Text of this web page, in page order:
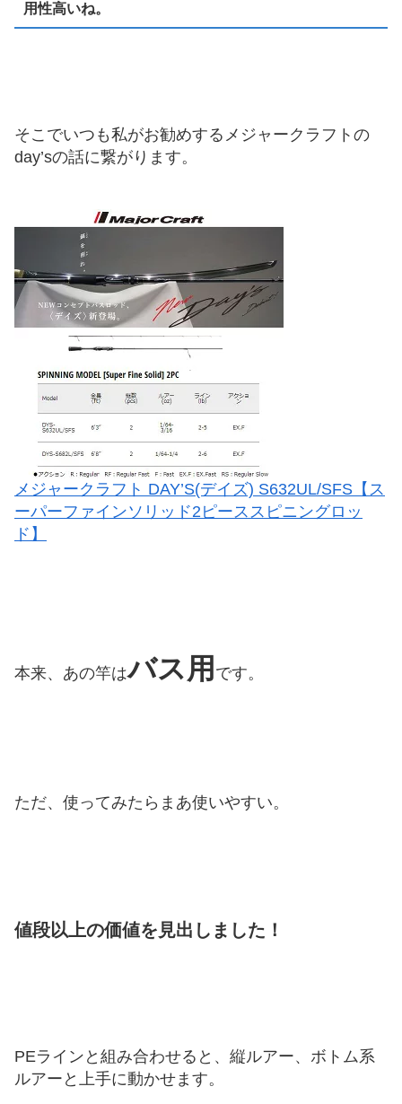
用性高いね。
そこでいつも私がお勧めするメジャークラフトの
day’sの話に繋がります。
メジャークラフト DAY’S(デイズ) S632UL/SFS【ス
ーパーファインソリッド2ピーススピニングロッ
ド】
本来、あの竿はバス用 です。
ただ、使ってみたらまあ使いやすい。
値段以上の価値を見出しました！
PEラインと組み合わせると、縦ルアー、ボトム系
ルアーと上手に動かせます。